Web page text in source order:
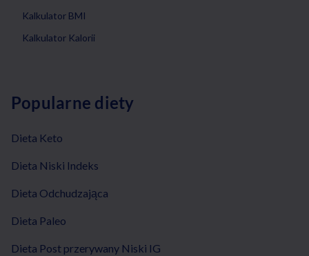
Kalkulator BMI
Kalkulator Kalorii
Popularne diety
Dieta Keto
Dieta Niski Indeks
Dieta Odchudzająca
Dieta Paleo
Dieta Post przerywany Niski IG